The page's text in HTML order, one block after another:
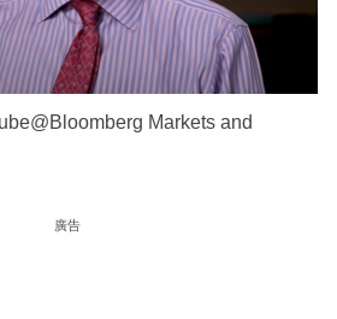
Markets and
廣告